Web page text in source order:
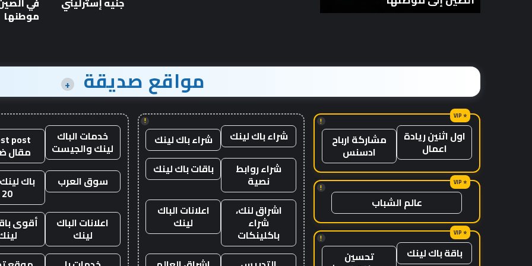
مع
في
الصين
إلى
موطنها
الزمن؟ موطنها
مواقع صديقة +
!
اول اثنين ريادة
اعمال مشاركة ارباح
ادسنس
!
عالم الشباب
!
باقة باك لينك تحسين
!
شراء باك لينك
شراء باك لينك
شراء روابط
نصية
باقات باك لينك
اشراق لنك،
شراء
باكلينكات
اعلانات الباك
لينك
خدمات الباك
لينك والجيست post
مقال
سوق العرب
باك
20
اعلانات الباك
لينك
أقوى